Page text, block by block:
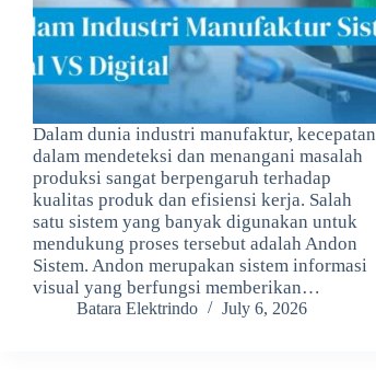
Dalam dunia industri manufaktur, kecepatan
dalam mendeteksi dan menangani masalah
produksi sangat berpengaruh terhadap
kualitas produk dan efisiensi kerja. Salah
satu sistem yang banyak digunakan untuk
mendukung proses tersebut adalah Andon
Sistem. Andon merupakan sistem informasi
visual yang berfungsi memberikan…
Batara Elektrindo July 6, 2026